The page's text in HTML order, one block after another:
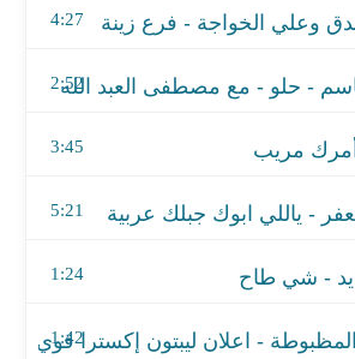
4:27
2:52
3:45
5:21
1:24
1:42
كود مصر - إسمعني انا
حازم الصدير - جمالا ولو شعراتا ولو
مصطفى شوقي - كوم قش - تتر مسلسل القمر